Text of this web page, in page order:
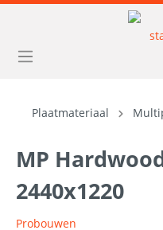
Plaatmateriaal
MP
2440x1220
Probouwen